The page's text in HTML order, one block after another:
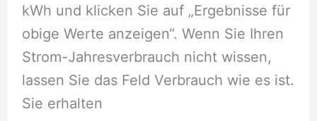
kWh und klicken Sie auf „Ergebnisse für
obige Werte anzeigen“. Wenn Sie Ihren
Strom-Jahresverbrauch nicht wissen,
lassen Sie das Feld Verbrauch wie es ist.
Sie erhalten